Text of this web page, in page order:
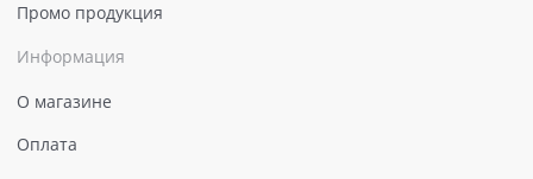
Промо продукция
Информация
О магазине
Оплата